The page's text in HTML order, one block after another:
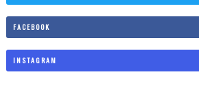
FACEBOOK
INSTAGRAM